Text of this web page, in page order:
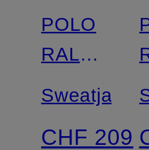
POLO
RALPH
LAUREN
Sweatjacke
CHF 209